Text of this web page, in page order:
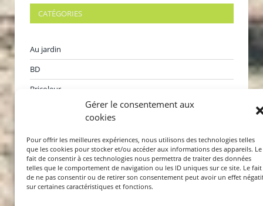
Gérer le consentement aux
cookies
Pour offrir les meilleures expériences, nous utilisons des technologies telles
que les cookies pour stocker et/ou accéder aux informations des appareils. Le
fait de consentir à ces technologies nous permettra de traiter des données
telles que le comportement de navigation ou les ID uniques sur ce site. Le fait
de ne pas consentir ou de retirer son consentement peut avoir un effet
sur certaines caractéristiques et fonctions.
CATÉGORIES
Au jardin
BD
Bricoleur
Jeux
Karaoké
Livres